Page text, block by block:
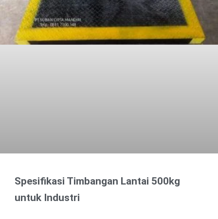
Spesifikasi Timbangan Lantai 500kg
untuk Industri